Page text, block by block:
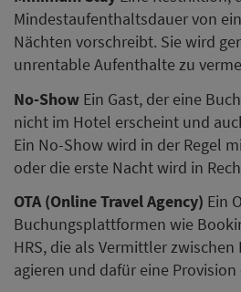
Mindestaufenthaltsdauer von
Nächten vorschreibt. Sie wird
unrentable Aufenthalte zu
No-Show Ein Gast, der eine
nicht im Hotel erscheint und
Ein No-Show wird in der Regel
oder die erste Nacht wird in
OTA (Online Travel Agency) Ein
Buchungsplattformen wie
HRS, die als Vermittler
agieren und dafür eine